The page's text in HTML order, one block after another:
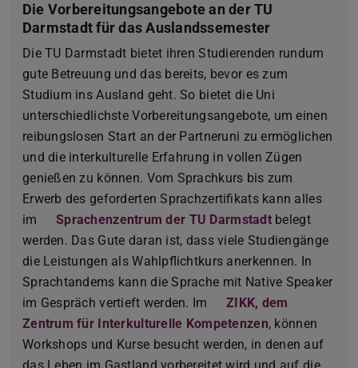
Die Vorbereitungsangebote an der TU
Darmstadt für das Auslandssemester
Die TU Darmstadt bietet ihren Studierenden rundum
gute Betreuung und das bereits, bevor es zum
Studium ins Ausland geht. So bietet die Uni
unterschiedlichste Vorbereitungsangebote, um einen
reibungslosen Start an der Partneruni zu ermöglichen
und die interkulturelle Erfahrung in vollen Zügen
genießen zu können. Vom Sprachkurs bis zum
Erwerb des geforderten Sprachzertifikats kann alles
im
Sprachenzentrum der TU Darmstadtbelegt
werden. Das Gute daran ist, dass viele Studiengänge
die Leistungen als Wahlpflichtkurs anerkennen. In
Sprachtandems kann die Sprache mit Native Speaker
im Gespräch vertieft werden. Im
ZIKK, dem
Zentrum für Interkulturelle Kompetenzen, können
Workshops und Kurse besucht werden, in denen auf